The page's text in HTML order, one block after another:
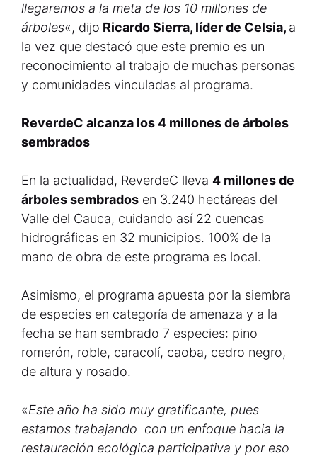
llegaremos a la meta de los 10 millones de
árboles«, dijo Ricardo Sierra, líder de Celsia, a
la vez que destacó que este premio es un
reconocimiento al trabajo de muchas personas
y comunidades vinculadas al programa.
ReverdeC alcanza los 4 millones de árboles
sembrados
En la actualidad, ReverdeC lleva 4 millones de
árboles sembrados en 3.240 hectáreas del
Valle del Cauca, cuidando así 22 cuencas
hidrográficas en 32 municipios. 100% de la
mano de obra de este programa es local.
Asimismo, el programa apuesta por la siembra
de especies en categoría de amenaza y a la
fecha se han sembrado 7 especies: pino
romerón, roble, caracolí, caoba, cedro negro,
de altura y rosado.
«Este año ha sido muy gratificante, pues
estamos trabajando con un enfoque hacia la
restauración ecológica participativa y por eso